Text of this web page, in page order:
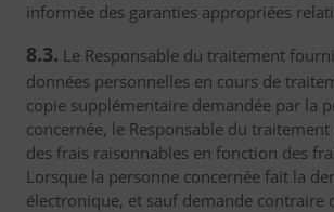
informée des garanties appropriées
8.3. Le Responsable du traitement
données personnelles en cours de
copie supplémentaire demandée par la
concernée, le Responsable du
des frais raisonnables en fonction des
Lorsque la personne concernée fait la
électronique, et sauf demande contraire